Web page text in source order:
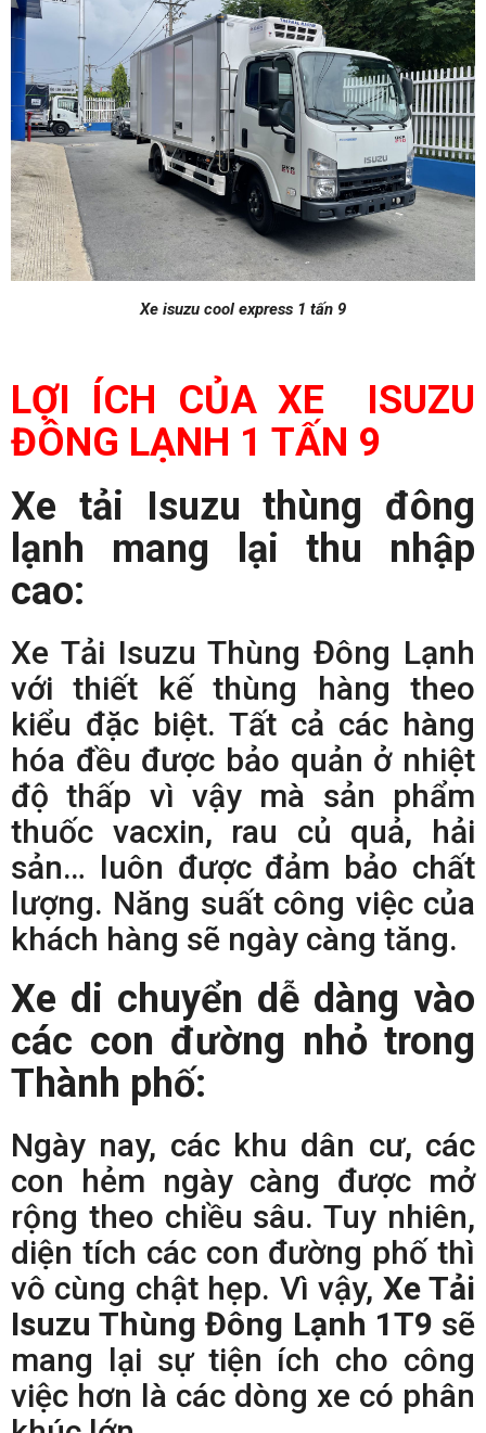
Xe isuzu cool express 1 tấn 9
LỢI ÍCH CỦA XE ISUZU
ĐÔNG LẠNH 1 TẤN 9
Xe tải Isuzu thùng đông
lạnh mang lại thu nhập
cao:
Xe Tải Isuzu Thùng Đông Lạnh
với thiết kế thùng hàng theo
kiểu đặc biệt. Tất cả các hàng
hóa đều được bảo quản ở nhiệt
độ thấp vì vậy mà sản phẩm
thuốc vacxin, rau củ quả, hải
sản… luôn được đảm bảo chất
lượng. Năng suất công việc của
khách hàng sẽ ngày càng tăng.
Xe di chuyển dễ dàng vào
các con đường nhỏ trong
Thành phố:
Ngày nay, các khu dân cư, các
con hẻm ngày càng được mở
rộng theo chiều sâu. Tuy nhiên,
diện tích các con đường phố thì
vô cùng chật hẹp. Vì vậy, Xe Tải
Isuzu Thùng Đông Lạnh 1T9 sẽ
mang lại sự tiện ích cho công
việc hơn là các dòng xe có phân